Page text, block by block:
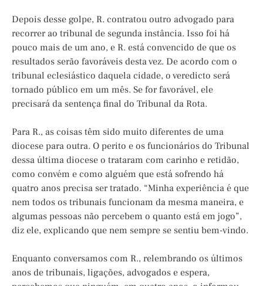
Depois desse golpe, R. contratou outro advogado para
recorrer ao tribunal de segunda instância. Isso foi há
pouco mais de um ano, e R. está convencido de que os
resultados serão favoráveis desta vez. De acordo com o
tribunal eclesiástico daquela cidade, o veredicto será
tornado público em um mês. Se for favorável, ele
precisará da sentença final do Tribunal da Rota.
Para R., as coisas têm sido muito diferentes de uma
diocese para outra. O perito e os funcionários do Tribunal
dessa última diocese o trataram com carinho e retidão,
como convém e como alguém que está sofrendo há
quatro anos precisa ser tratado. “Minha experiência é que
nem todos os tribunais funcionam da mesma maneira, e
algumas pessoas não percebem o quanto está em jogo”,
diz ele, explicando que nem sempre se sentiu bem-vindo.
Enquanto conversamos com R., relembrando os últimos
anos de tribunais, ligações, advogados e espera,